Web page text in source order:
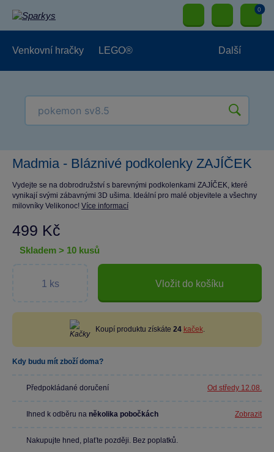
0
Venkovní hračky LEGO® Další
Madmia - Bláznivé podkolenky ZAJÍČEK
Vydejte se na dobrodružství s barevnými podkolenkami ZAJÍČEK, které
vynikají svými zábavnými 3D ušima. Ideální pro malé objevitele a všechny
milovníky Velikonoc! Více informací
499 Kč
skladem > 10 kusů
Vložit do košíku
Koupí produktu získáte 24 kaček.
Kdy budu mít zboží doma?
Předpokládané doručení Od středy 12.08.
Ihned k odběru na několika pobočkách Zobrazit
Nakupujte hned, plaťte později. Bez poplatků.